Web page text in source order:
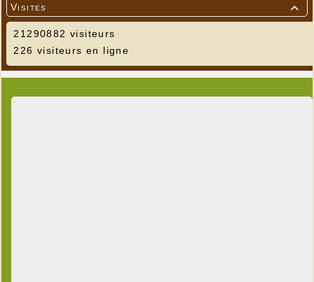

Visites
21290882 visiteurs
226 visiteurs en ligne